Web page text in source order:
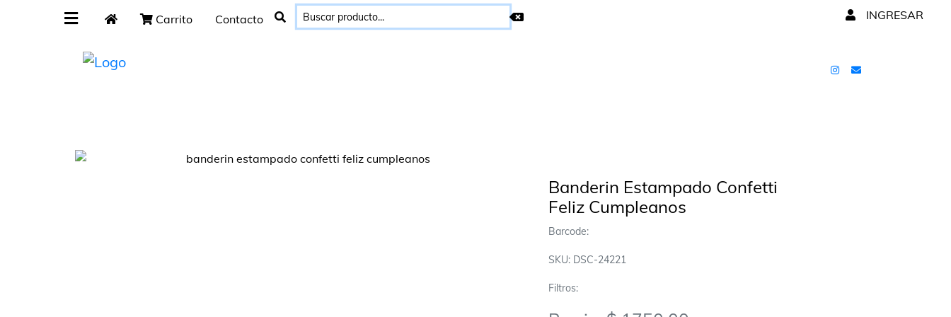
Carrito Contacto INGRESAR
Banderin Estampado Confetti
Feliz Cumpleanos
Barcode:
SKU: DSC-24221
Filtros: